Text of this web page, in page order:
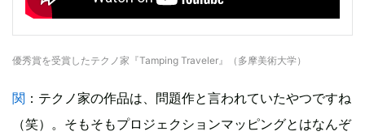
優秀賞を受賞したテクノ家『Tamping Traveler』（多摩美術大学）
関 ：テクノ家の作品は、問題作と言われていたやつですね
（笑）。そもそもプロジェクションマッピングとはなんぞ